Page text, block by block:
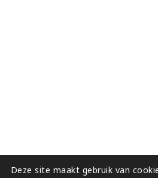
Deze site maakt gebruik van